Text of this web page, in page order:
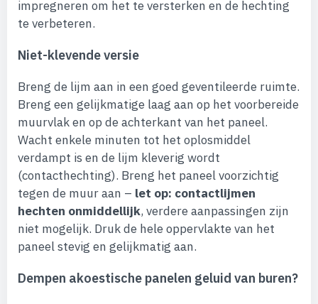
impregneren om het te versterken en de hechting
te verbeteren.
Niet-klevende versie
Breng de lijm aan in een goed geventileerde ruimte.
Breng een gelijkmatige laag aan op het voorbereide
muurvlak en op de achterkant van het paneel.
Wacht enkele minuten tot het oplosmiddel
verdampt is en de lijm kleverig wordt
(contacthechting). Breng het paneel voorzichtig
tegen de muur aan – let op: contactlijmen
hechten onmiddellijk, verdere aanpassingen zijn
niet mogelijk. Druk de hele oppervlakte van het
paneel stevig en gelijkmatig aan.
Dempen akoestische panelen geluid van buren?